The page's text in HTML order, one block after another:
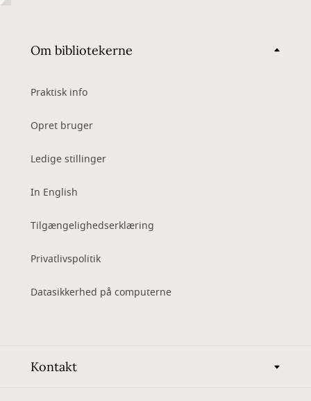
Om bibliotekerne
Praktisk info
Opret bruger
Ledige stillinger
In English
Tilgængelighedserklæring
Privatlivspolitik
Datasikkerhed på computerne
Kontakt